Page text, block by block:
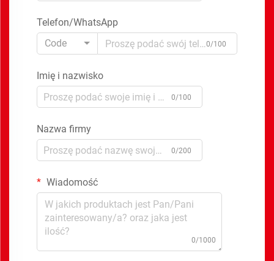
Telefon/WhatsApp
Code
0/100
Imię i nazwisko
0/100
Nazwa firmy
0/200
Wiadomość
0/1000